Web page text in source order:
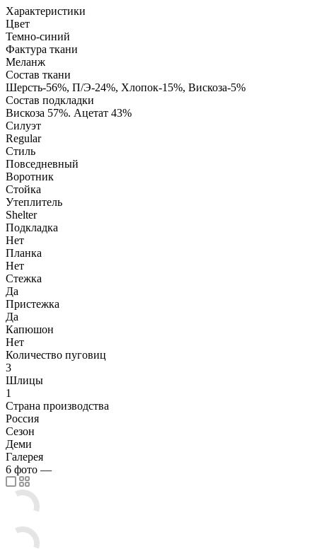
Характеристики
Цвет
Темно-синий
Фактура ткани
Меланж
Состав ткани
Шерсть-56%, П/Э-24%, Хлопок-15%, Вискоза-5%
Состав подкладки
Вискоза 57%. Ацетат 43%
Силуэт
Regular
Стиль
Повседневный
Воротник
Стойка
Утеплитель
Shelter
Подкладка
Нет
Планка
Нет
Стежка
Да
Пристежка
Да
Капюшон
Нет
Количество пуговиц
3
Шлицы
1
Страна производства
Россия
Сезон
Деми
Галерея
6 фото —